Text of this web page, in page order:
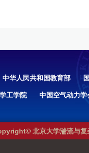
中华人民共和国教育部
工学院 中国空气动力学
北京大学湍流与